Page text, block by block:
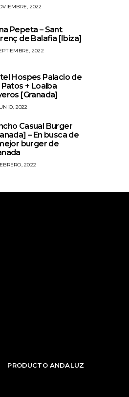
2022
Pepeta – Sant
de Balafia [Ibiza]
2022
Hospes Palacio de
Patos + Loalba
[Granada]
2022
Casual Burger
– En busca de
burger de
2022
PRODUCTO ANDALUZ